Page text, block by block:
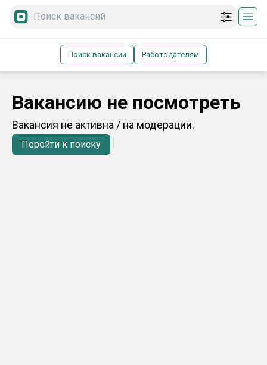
Поиск вакансии Работодателям
Вакансию не посмотреть
Вакансия не активна / на модерации.
Перейти к поиску